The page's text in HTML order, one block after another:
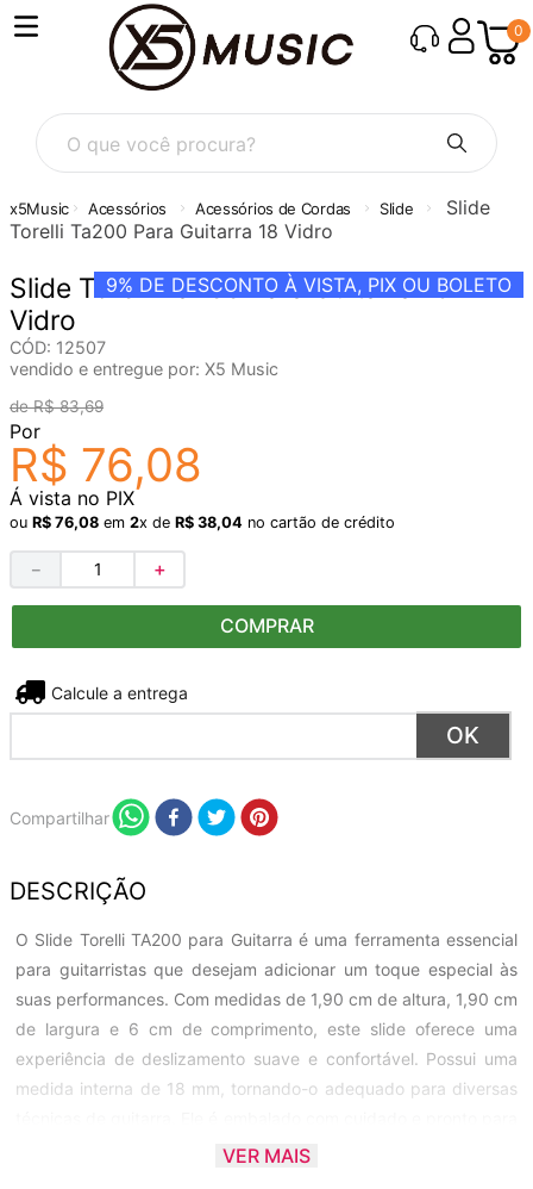
0
O que você procura?
Acessórios Acessórios de Cordas Slide
Slide
Torelli Ta200 Para Guitarra 18 Vidro
9% DE DESCONTO À VISTA, PIX OU BOLETO
Slide Torelli Ta200 Para Guitarra 18
Vidro
CÓD: 12507
vendido e entregue por: X5 Music
R$ 83,69
Por
R$ 76,08
Á vista no PIX
ou R$ 76,08 em 2x de R$ 38,04 no cartão de crédito
＋
－
COMPRAR
Não sei meu CEP
Compartilhar
DESCRIÇÃO
O Slide Torelli TA200 para Guitarra é uma ferramenta essencial
para guitarristas que desejam adicionar um toque especial às
suas performances. Com medidas de 1,90 cm de altura, 1,90 cm
de largura e 6 cm de comprimento, este slide oferece uma
experiência de deslizamento suave e confortável. Possui uma
medida interna de 18 mm, tornando-o adequado para diversas
ajudar você a criar belos sons com sua guitarra.
VER MAIS